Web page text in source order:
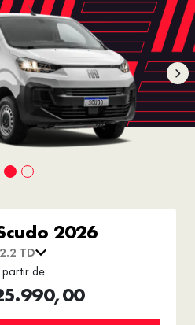
2026
TD
de: